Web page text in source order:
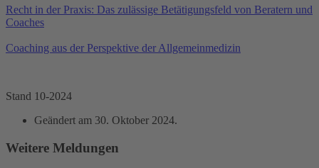
Recht in der Praxis: Das zulässige Betätigungsfeld von Beratern und
Coaches
Coaching aus der Perspektive der Allgemeinmedizin
Stand 10-2024
Geändert am 30. Oktober 2024.
Weitere Meldungen